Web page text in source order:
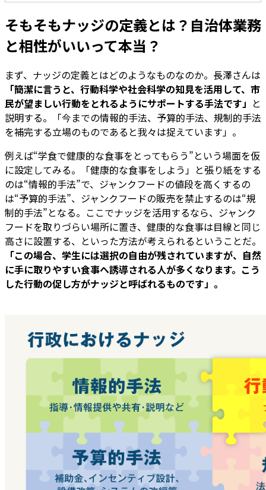
そもそもナッジの定義とは？自治体業務
と相性がいいって本当？
まず、ナッジの定義とはどのようなものなのか。長澤さんは
「簡潔に言うと、行動科学や社会科学の知見を活用して、市
民が望ましい行動をとれるようにサポートする手法です」 と
説明する。「今までの情報的手法、予算的手法、規制的手法
を補完する立場のものであると我々は捉えています」。
例えば“学食で健康的な食事をとってもらう”という場面を仮
に設定してみる。「健康的な食事をしよう」と張り紙をする
のは“情報的手法”で、ジャンクフードの値段を高くするの
は“予算的手法”、ジャンクフードの販売を禁止するのは“規
制的手法”となる。ここでナッジを活用するなら、ジャンク
フードを取りづらい場所に置き、健康的な食事は目線と同じ
高さに設置する、といった方法が考えられるということだ。
「この場合、学生には選択の自由が残されていますが、自然
に手に取りやすい食事へ誘導される人が多くなります。こう
した行動の促し方がナッジと呼ばれるものです」。